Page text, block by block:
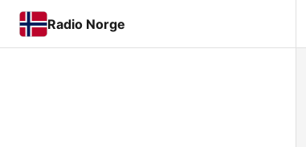
Radio Norge